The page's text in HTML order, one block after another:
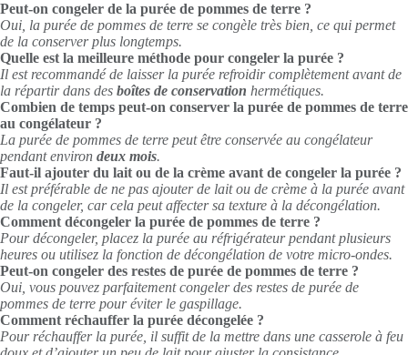
Peut-on congeler de la purée de pommes de terre ?
Oui, la purée de pommes de terre se congèle très bien, ce qui permet
de la conserver plus longtemps.
Quelle est la meilleure méthode pour congeler la purée ?
Il est recommandé de laisser la purée refroidir complètement avant de
la répartir dans des boîtes de conservation hermétiques.
Combien de temps peut-on conserver la purée de pommes de terre
au congélateur ?
La purée de pommes de terre peut être conservée au congélateur
pendant environ deux mois.
Faut-il ajouter du lait ou de la crème avant de congeler la purée ?
Il est préférable de ne pas ajouter de lait ou de crème à la purée avant
de la congeler, car cela peut affecter sa texture à la décongélation.
Comment décongeler la purée de pommes de terre ?
Pour décongeler, placez la purée au réfrigérateur pendant plusieurs
heures ou utilisez la fonction de décongélation de votre micro-ondes.
Peut-on congeler des restes de purée de pommes de terre ?
Oui, vous pouvez parfaitement congeler des restes de purée de
pommes de terre pour éviter le gaspillage.
Comment réchauffer la purée décongelée ?
Pour réchauffer la purée, il suffit de la mettre dans une casserole à feu